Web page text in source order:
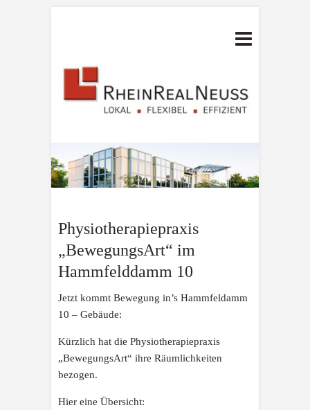
Physiotherapiepraxis
„BewegungsArt“ im
Hammfelddamm 10
Jetzt kommt Bewegung in’s Hammfeldamm
10 – Gebäude:
Kürzlich hat die Physiotherapiepraxis
„BewegungsArt“ ihre Räumlichkeiten
bezogen.
Hier eine Übersicht: